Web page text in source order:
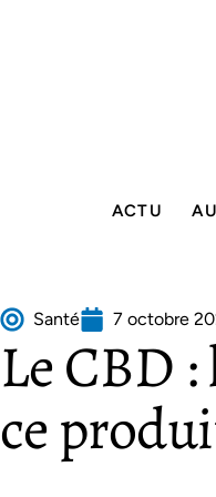
ACTU
Santé 7 octobre
Le CBD
ce